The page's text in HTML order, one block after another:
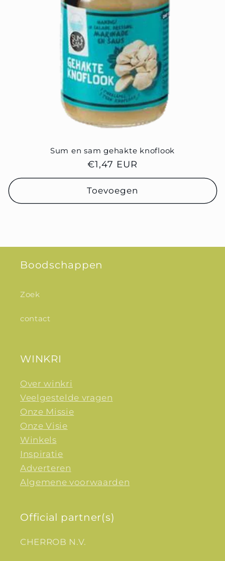
Sum en sam gehakte knoflook
normale
prijs
€1,47 EUR
Toevoegen
Boodschappen
Zoek
contact
WINKRI
Over winkri
Veelgestelde vragen
Onze Missie
Onze Visie
Winkels
Inspiratie
Adverteren
Algemene voorwaarden
Official partner(s)
CHERROB N.V.